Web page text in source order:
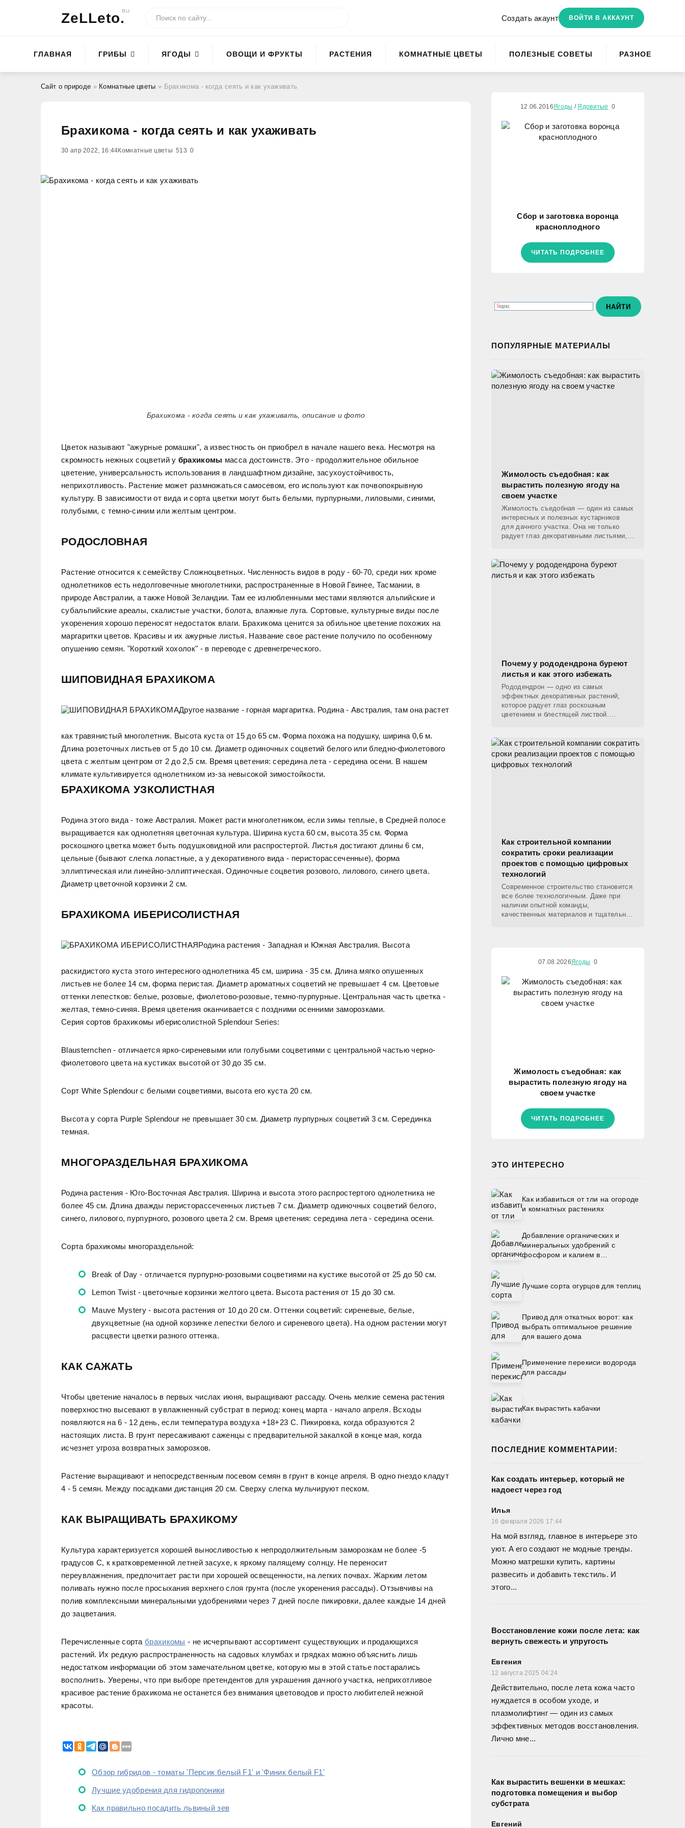
ZeLLeto.RU
Создать акаунт ВОЙТИ В АККАУНТ
ГЛАВНАЯ ГРИБЫ ЯГОДЫ ОВОЩИ И ФРУКТЫ РАСТЕНИЯ КОМНАТНЫЕ ЦВЕТЫ ПОЛЕЗНЫЕ СОВЕТЫ РАЗНОЕ
Сайт о природе » Комнатные цветы » Брахикома - когда сеять и как ухаживать
Брахикома - когда сеять и как ухаживать
30 апр 2022, 16:44Комнатные цветы 513 0
Брахикома - когда сеять и как ухаживать, описание и фото
Цветок называют "ажурные ромашки", а известность он приобрел в начале нашего века. Несмотря на
скромность нежных соцветий у брахикомы масса достоинств. Это - продолжительное обильное
цветение, универсальность использования в ландшафтном дизайне, засухоустойчивость,
неприхотливость. Растение может размножаться самосевом, его используют как почвопокрывную
культуру. В зависимости от вида и сорта цветки могут быть белыми, пурпурными, лиловыми, синими,
голубыми, с темно-синим или желтым центром.
РОДОСЛОВНАЯ
Растение относится к семейству Сложноцветных. Численность видов в роду - 60-70, среди них кроме
однолетников есть недолговечные многолетники, распространенные в Новой Гвинее, Тасмании, в
природе Австралии, а также Новой Зеландии. Там ее излюбленными местами являются альпийские и
субальпийские ареалы, скалистые участки, болота, влажные луга. Сортовые, культурные виды после
укоренения хорошо переносят недостаток влаги. Брахикома ценится за обильное цветение похожих на
маргаритки цветов. Красивы и их ажурные листья. Название свое растение получило по особенному
опушению семян. "Короткий хохолок" - в переводе с древнегреческого.
ШИПОВИДНАЯ БРАХИКОМА
Другое название - горная маргаритка. Родина - Австралия, там она растет
как травянистый многолетник. Высота куста от 15 до 65 см. Форма похожа на подушку, ширина 0,6 м.
Длина розеточных листьев от 5 до 10 см. Диаметр одиночных соцветий белого или бледно-фиолетового
цвета с желтым центром от 2 до 2,5 см. Время цветения: середина лета - середина осени. В нашем
климате культивируется однолетником из-за невысокой зимостойкости.
БРАХИКОМА УЗКОЛИСТНАЯ
Родина этого вида - тоже Австралия. Может расти многолетником, если зимы теплые, в Средней полосе
выращивается как однолетняя цветочная культура. Ширина куста 60 см, высота 35 см. Форма
роскошного цветка может быть подушковидной или распростертой. Листья достигают длины 6 см,
цельные (бывают слегка лопастные, а у декоративного вида - перисторассеченные), форма
эллиптическая или линейно-эллиптическая. Одиночные соцветия розового, лилового, синего цвета.
Диаметр цветочной корзинки 2 см.
БРАХИКОМА ИБЕРИСОЛИСТНАЯ
Родина растения - Западная и Южная Австралия. Высота
раскидистого куста этого интересного однолетника 45 см, ширина - 35 см. Длина мягко опушенных
листьев не более 14 см, форма перистая. Диаметр ароматных соцветий не превышает 4 см. Цветовые
оттенки лепестков: белые, розовые, фиолетово-розовые, темно-пурпурные. Центральная часть цветка -
желтая, темно-синяя. Время цветения оканчивается с поздними осенними заморозками.
Серия сортов брахикомы иберисолистной Splendour Series:
Blausternchen - отличается ярко-сиреневыми или голубыми соцветиями с центральной частью черно-
фиолетового цвета на кустиках высотой от 30 до 35 см.
Сорт White Splendour с белыми соцветиями, высота его куста 20 см.
Высота у сорта Purple Splendour не превышает 30 см. Диаметр пурпурных соцветий 3 см. Серединка
темная.
МНОГОРАЗДЕЛЬНАЯ БРАХИКОМА
Родина растения - Юго-Восточная Австралия. Ширина и высота этого распростертого однолетника не
более 45 см. Длина дважды перисторассеченных листьев 7 см. Диаметр одиночных соцветий белого,
синего, лилового, пурпурного, розового цвета 2 см. Время цветения: середина лета - середина осени.
Сорта брахикомы многораздельной:
Break of Day - отличается пурпурно-розовыми соцветиями на кустике высотой от 25 до 50 см.
Lemon Twist - цветочные корзинки желтого цвета. Высота растения от 15 до 30 см.
Mauve Mystery - высота растения от 10 до 20 см. Оттенки соцветий: сиреневые, белые,
двухцветные (на одной корзинке лепестки белого и сиреневого цвета). На одном растении могут
расцвести цветки разного оттенка.
КАК САЖАТЬ
Чтобы цветение началось в первых числах июня, выращивают рассаду. Очень мелкие семена растения
поверхностно высевают в увлажненный субстрат в период: конец марта - начало апреля. Всходы
появляются на 6 - 12 день, если температура воздуха +18+23 С. Пикировка, когда образуются 2
настоящих листа. В грунт пересаживают саженцы с предварительной закалкой в конце мая, когда
исчезнет угроза возвратных заморозков.
Растение выращивают и непосредственным посевом семян в грунт в конце апреля. В одно гнездо кладут
4 - 5 семян. Между посадками дистанция 20 см. Сверху слегка мульчируют песком.
КАК ВЫРАЩИВАТЬ БРАХИКОМУ
Культура характеризуется хорошей выносливостью к непродолжительным заморозкам не более -5
градусов С, к кратковременной летней засухе, к яркому палящему солнцу. Не переносит
переувлажнения, предпочитает расти при хорошей освещенности, на легких почвах. Жарким летом
поливать нужно после просыхания верхнего слоя грунта (после укоренения рассады). Отзывчивы на
полив комплексными минеральными удобрениями через 7 дней после пикировки, далее каждые 14 дней
до зацветания.
Перечисленные сорта брахикомы - не исчерпывают ассортимент существующих и продающихся
растений. Их редкую распространенность на садовых клумбах и грядках можно объяснить лишь
недостатком информации об этом замечательном цветке, которую мы в этой статье постарались
восполнить. Уверены, что при выборе претендентов для украшения дачного участка, неприхотливое
красивое растение брахикома не останется без внимания цветоводов и просто любителей нежной
красоты.
Обзор гибридов - томаты 'Персик белый F1' и 'Финик белый F1'
Лучшие удобрения для гидропоники
Как правильно посадить львиный зев
12.06.2016Ягоды /Ядовитые 0
Сбор и заготовка воронца
красноплодного
ЧИТАТЬ ПОДРОБНЕЕ
ПОПУЛЯРНЫЕ МАТЕРИАЛЫ
Жимолость съедобная: как
вырастить полезную ягоду на
своем участке
Жимолость съедобная — один из самых
интересных и полезных кустарников
для дачного участка. Она не только
радует глаз декоративными листьями,
Почему у рододендрона буреют
листья и как этого избежать
Рододендрон — одно из самых
эффектных декоративных растений,
которое радует глаз роскошным
цветением и блестящей листвой.
Как строительной компании
сократить сроки реализации
проектов с помощью цифровых
технологий
Современное строительство становится
все более технологичным. Даже при
наличии опытной команды,
качественных материалов и тщательно
07.08.2026Ягоды 0
Жимолость съедобная: как
вырастить полезную ягоду на
своем участке
ЧИТАТЬ ПОДРОБНЕЕ
ЭТО ИНТЕРЕСНО
Как избавиться от тли на огороде
и комнатных растениях
Добавление органических и
минеральных удобрений с
фосфором и калием в
Лучшие сорта огурцов для теплиц
Привод для откатных ворот: как
выбрать оптимальное решение
для вашего дома
Применение перекиси водорода
для рассады
Как вырастить кабачки
ПОСЛЕДНИЕ КОММЕНТАРИИ:
Как создать интерьер, который не
надоест через год
Илья
16 февраля 2026 17:44
На мой взгляд, главное в интерьере это
уют. А его создают не модные тренды.
Можно матрешки купить, картины
развесить и добавить текстиль. И
этого...
Восстановление кожи после лета: как
вернуть свежесть и упругость
Евгения
12 августа 2025 04:24
Действительно, после лета кожа часто
нуждается в особом уходе, и
плазмолифтинг — один из самых
эффективных методов восстановления.
Лично мне...
Как вырастить вешенки в мешках:
подготовка помещения и выбор
субстрата
Евгений